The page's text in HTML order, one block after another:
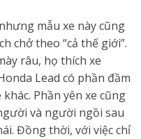
mẫu xe này cũng
chở theo “cả thế giới”.
râu, họ thích xe
Lead có phần đầm
Phần yên xe cũng
và người ngồi sau
Đồng thời, với việc chỉ